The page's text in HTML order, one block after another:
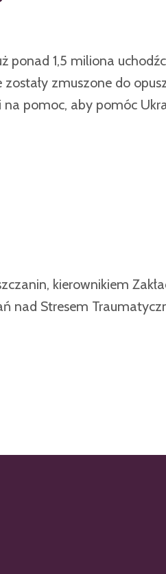
ponad 1,5 miliona
zmuszone do
pomoc, aby pomóc
kierownikiem
nad Stresem